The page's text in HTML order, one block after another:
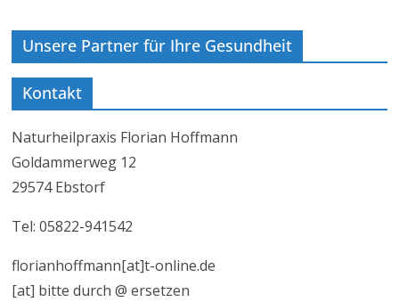
Unsere Partner für Ihre Gesundheit
Kontakt
Naturheilpraxis Florian Hoffmann
Goldammerweg 12
29574 Ebstorf
Tel: 05822-941542
florianhoffmann[at]t-online.de
[at] bitte durch @ ersetzen